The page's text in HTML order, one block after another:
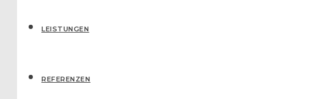
LEISTUNGEN
REFERENZEN